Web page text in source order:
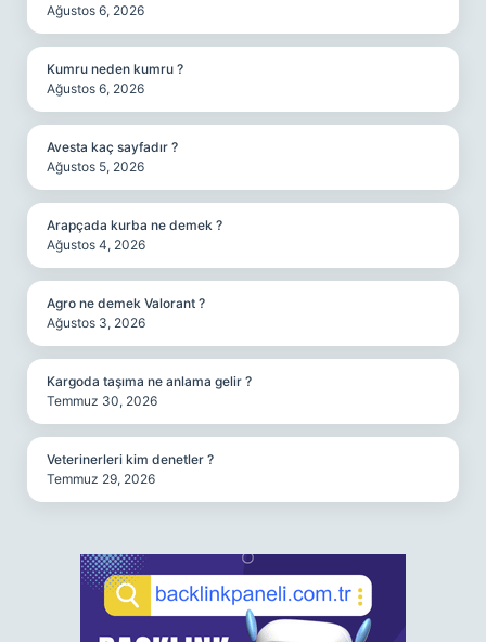
Ağustos 6, 2026
Kumru neden kumru ?
Ağustos 6, 2026
Avesta kaç sayfadır ?
Ağustos 5, 2026
Arapçada kurba ne demek ?
Ağustos 4, 2026
Agro ne demek Valorant ?
Ağustos 3, 2026
Kargoda taşıma ne anlama gelir ?
Temmuz 30, 2026
Veterinerleri kim denetler ?
Temmuz 29, 2026